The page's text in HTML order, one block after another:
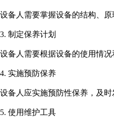
设备人需要掌握设备的结构、
3. 制定保养计划
设备人需要根据设备的使用情
4. 实施预防保养
设备人应实施预防性保养，及
5. 使用维护工具